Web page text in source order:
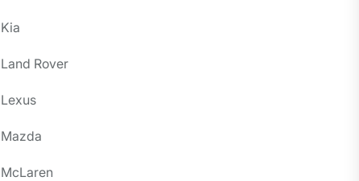
Kia
Land Rover
Lexus
Mazda
McLaren